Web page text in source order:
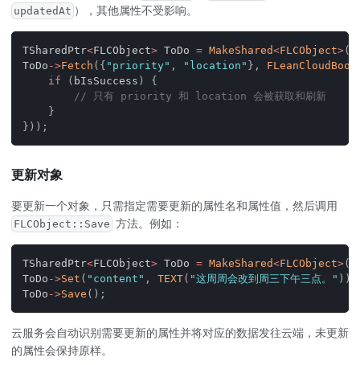
updatedAt ），其他属性不受影响。
TSharedPtr<FLCObject> ToDo = MakeShared<FLCObject>(
ToDo ->Fetch ( { "priority" , "location" } ,
if
( bIsSuccess )
{
// 只有 priority 和 location 会被获取和刷新
}
} ) ) ;
更新对象
要更新一个对象，只需指定需要更新的属性名和属性值，然后调用
FLCObject::Save 方法。例如：
TSharedPtr<FLCObject> ToDo = MakeShared<FLCObject>(
ToDo ->Set ( "content" , TEXT( "这周周会改到周三下午三点。" ) )
ToDo ->Save ( ) ;
云服务会自动识别需要更新的属性并将对应的数据发往云端，未更新
的属性会保持原样。